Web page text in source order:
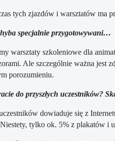
tych zjazdów i warsztatów ma
specjalnie przygotowywani…
warsztaty szkoleniowe dla
Ale szczególnie ważna jest
porozumieniu.
do przyszłych uczestników?
dowiaduje się z
tylko ok. 5% z plakatów i